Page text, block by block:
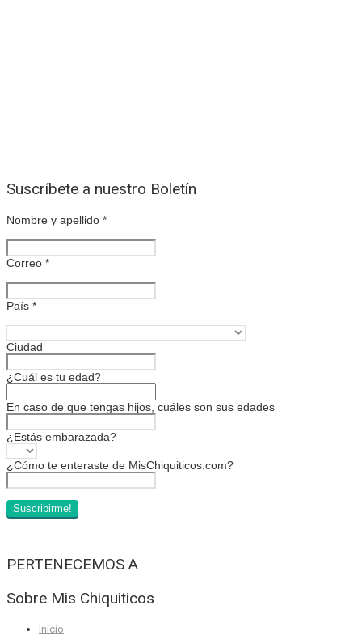
Suscríbete a nuestro Boletín
Nombre y apellido *
Correo *
País *
Ciudad
¿Cuál es tu edad?
En caso de que tengas hijos, cuáles son sus edades
¿Estás embarazada?
¿Cómo te enteraste de MisChiquiticos.com?
PERTENECEMOS A
Sobre Mis Chiquiticos
Inicio